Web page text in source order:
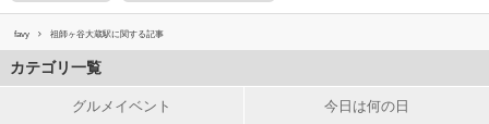
favy 祖師ヶ谷大蔵駅に関する記事
カテゴリ一覧
グルメイベント 今日は何の日